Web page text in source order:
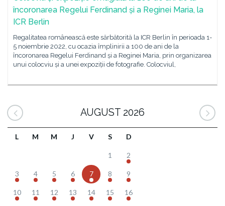
încoronarea Regelui Ferdinand și a Reginei Maria, la
ICR Berlin
Regalitatea românească este sărbătorită la ICR Berlin în perioada 1-
5 noiembrie 2022, cu ocazia împlinirii a 100 de ani de la
încoronarea Regelui Ferdinand și a Reginei Maria, prin organizarea
unui colocviu și a unei expoziții de fotografie. Colocviul,
AUGUST 2026
L M M J V S D
1 2
3 4 5 6 7 8 9
10 11 12 13 14 15 16